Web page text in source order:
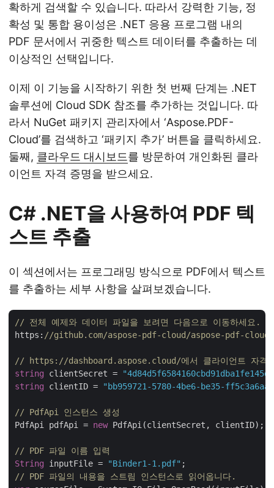
확하게 검색할 수 있습니다. 따라서 강력한 기능, 정
확성 및 통합 용이성은 .NET 응용 프로그램 내의
PDF 문서에서 귀중한 텍스트 데이터를 추출하는 데
이상적인 선택입니다.
이제 이 기능을 시작하기 위한 첫 번째 단계는 .NET
솔루션에 Cloud SDK 참조를 추가하는 것입니다. 따
라서 NuGet 패키지 관리자에서 ‘Aspose.PDF-
Cloud’를 검색하고 ‘패키지 추가’ 버튼을 클릭하세요.
둘째, 클라우드 대시보드를 방문하여 개인화된 클라
이언트 자격 증명을 받으세요.
C# .NET을 사용하여 PDF 텍
스트 추출
이 섹션에서는 프로그래밍 방식으로 PDF에서 텍스트
를 추출하는 세부 사항을 살펴보겠습니다.
// 전체 예제와 데이터 파일을 보려면 다음으로 이동하세요.
https: //github.com/aspose-pdf-cloud/aspose-pdf-
// https://dashboard.aspose.cloud/에서 클라이언트 자격
string clientSecret =
string clientID = "bb959721-5780-4be6-be35-
// PdfApi 인스턴스 생성
PdfApi pdfApi = new PdfApi(clientSecret, clientID);
// PDF 파일 이름 입력
String inputFile = "Binder1-1.pdf"
// PDF 파일의 내용을 스트림 인스턴스로 읽어옵니다.